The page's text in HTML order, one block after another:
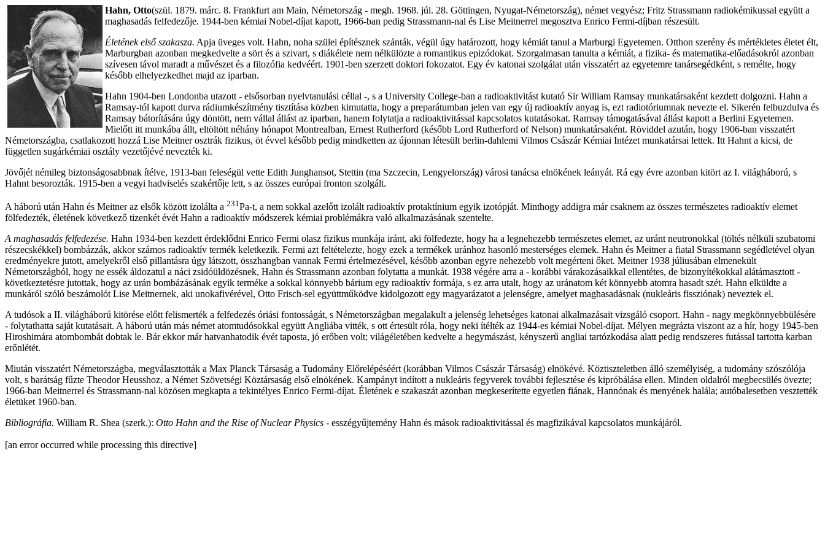
Hahn, Otto(szül. 1879. márc. 8. Frankfurt am Main, Németország - megh. 1968. júl. 28. Göttingen, Nyugat-Németország), német vegyész; Fritz Strassmann radiokémikussal együtt a
maghasadás felfedezője. 1944-ben kémiai Nobel-díjat kapott, 1966-ban pedig Strassmann-nal és Lise Meitnerrel megosztva Enrico Fermi-díjban részesült.
Életének első szakasza. Apja üveges volt. Hahn, noha szülei építésznek szánták, végül úgy határozott, hogy kémiát tanul a Marburgi Egyetemen. Otthon szerény és mértékletes életet élt,
Marburgban azonban megkedvelte a sört és a szivart, s diákélete nem nélkülözte a romantikus epizódokat. Szorgalmasan tanulta a kémiát, a fizika- és matematika-előadásokról azonban
szívesen távol maradt a művészet és a filozófia kedvéért. 1901-ben szerzett doktori fokozatot. Egy év katonai szolgálat után visszatért az egyetemre tanársegédként, s remélte, hogy
később elhelyezkedhet majd az iparban.
Hahn 1904-ben Londonba utazott - elsősorban nyelvtanulási céllal -, s a University College-ban a radioaktivitást kutató Sir William Ramsay munkatársaként kezdett dolgozni. Hahn a
Ramsay-tól kapott durva rádiumkészítmény tisztítása közben kimutatta, hogy a preparátumban jelen van egy új radioaktív anyag is, ezt radiotóriumnak nevezte el. Sikerén felbuzdulva és
Ramsay bátorítására úgy döntött, nem vállal állást az iparban, hanem folytatja a radioaktivitással kapcsolatos kutatásokat. Ramsay támogatásával állást kapott a Berlini Egyetemen.
Mielőtt itt munkába állt, eltöltött néhány hónapot Montrealban, Ernest Rutherford (később Lord Rutherford of Nelson) munkatársaként. Röviddel azután, hogy 1906-ban visszatért
Németországba, csatlakozott hozzá Lise Meitner osztrák fizikus, öt évvel később pedig mindketten az újonnan létesült berlin-dahlemi Vilmos Császár Kémiai Intézet munkatársai lettek. Itt Hahnt a kicsi, de
független sugárkémiai osztály vezetőjévé nevezték ki.
Jövőjét némileg biztonságosabbnak ítélve, 1913-ban feleségül vette Edith Junghansot, Stettin (ma Szczecin, Lengyelország) városi tanácsa elnökének leányát. Rá egy évre azonban kitört az I. világháború, s
Hahnt besorozták. 1915-ben a vegyi hadviselés szakértője lett, s az összes európai fronton szolgált.
A háború után Hahn és Meitner az elsők között izolálta a 231Pa-t, a nem sokkal azelőtt izolált radioaktív protaktínium egyik izotópját. Minthogy addigra már csaknem az összes természetes radioaktív elemet
fölfedezték, életének következő tizenkét évét Hahn a radioaktív módszerek kémiai problémákra való alkalmazásának szentelte.
A maghasadás felfedezése. Hahn 1934-ben kezdett érdeklődni Enrico Fermi olasz fizikus munkája iránt, aki fölfedezte, hogy ha a legnehezebb természetes elemet, az uránt neutronokkal (töltés nélküli szubatomi
részecskékkel) bombázzák, akkor számos radioaktív termék keletkezik. Fermi azt feltételezte, hogy ezek a termékek uránhoz hasonló mesterséges elemek. Hahn és Meitner a fiatal Strassmann segédletével olyan
eredményekre jutott, amelyekről első pillantásra úgy látszott, összhangban vannak Fermi értelmezésével, később azonban egyre nehezebb volt megérteni őket. Meitner 1938 júliusában elmenekült
Németországból, hogy ne essék áldozatul a náci zsidóüldözésnek, Hahn és Strassmann azonban folytatta a munkát. 1938 végére arra a - korábbi várakozásaikkal ellentétes, de bizonyítékokkal alátámasztott -
következtetésre jutottak, hogy az urán bombázásának egyik terméke a sokkal könnyebb bárium egy radioaktív formája, s ez arra utalt, hogy az uránatom két könnyebb atomra hasadt szét. Hahn elküldte a
munkáról szóló beszámolót Lise Meitnernek, aki unokafivérével, Otto Frisch-sel együttműködve kidolgozott egy magyarázatot a jelenségre, amelyet maghasadásnak (nukleáris fissziónak) neveztek el.
A tudósok a II. világháború kitörése előtt felismerték a felfedezés óriási fontosságát, s Németországban megalakult a jelenség lehetséges katonai alkalmazásait vizsgáló csoport. Hahn - nagy megkönnyebbülésére
- folytathatta saját kutatásait. A háború után más német atomtudósokkal együtt Angliába vitték, s ott értesült róla, hogy neki ítélték az 1944-es kémiai Nobel-díjat. Mélyen megrázta viszont az a hír, hogy 1945-ben
Hiroshimára atombombát dobtak le. Bár ekkor már hatvanhatodik évét taposta, jó erőben volt; világéletében kedvelte a hegymászást, kényszerű angliai tartózkodása alatt pedig rendszeres futással tartotta karban
erőnlétét.
Miután visszatért Németországba, megválasztották a Max Planck Társaság a Tudomány Előrelépéséért (korábban Vilmos Császár Társaság) elnökévé. Köztiszteletben álló személyiség, a tudomány szószólója
volt, s barátság fűzte Theodor Heusshoz, a Német Szövetségi Köztársaság első elnökének. Kampányt indított a nukleáris fegyverek további fejlesztése és kipróbálása ellen. Minden oldalról megbecsülés övezte;
1966-ban Meitnerrel és Strassmann-nal közösen megkapta a tekintélyes Enrico Fermi-díjat. Életének e szakaszát azonban megkeserítette egyetlen fiának, Hannónak és menyének halála; autóbalesetben vesztették
életüket 1960-ban.
Bibliográfia. William R. Shea (szerk.): Otto Hahn and the Rise of Nuclear Physics - esszégyűjtemény Hahn és mások radioaktivitással és magfizikával kapcsolatos munkájáról.
[an error occurred while processing this directive]